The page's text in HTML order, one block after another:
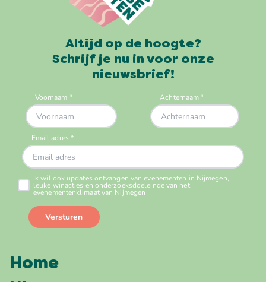
Altijd op de hoogte?
Schrijf je nu in voor onze
nieuwsbrief!
Home